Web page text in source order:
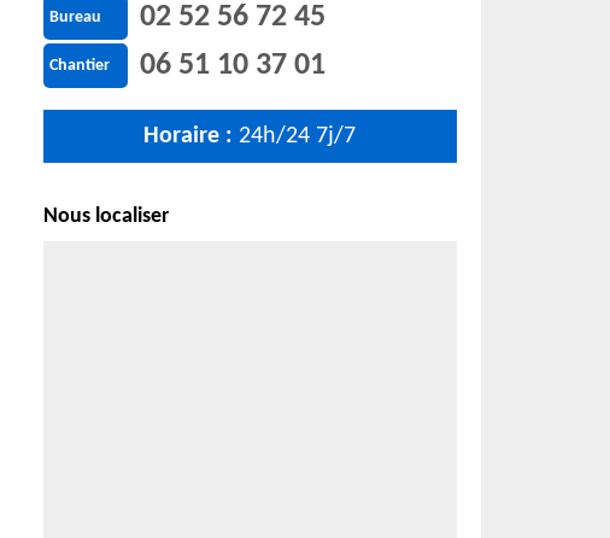
Bureau 02 52 56 72 45
Chantier 06 51 10 37 01
Horaire : 24h/24 7j/7
Nous localiser